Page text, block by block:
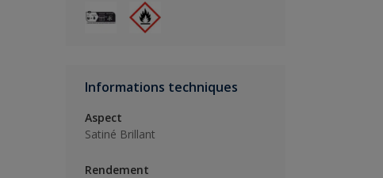
Informations techniques
Aspect
Satiné Brillant
Rendement